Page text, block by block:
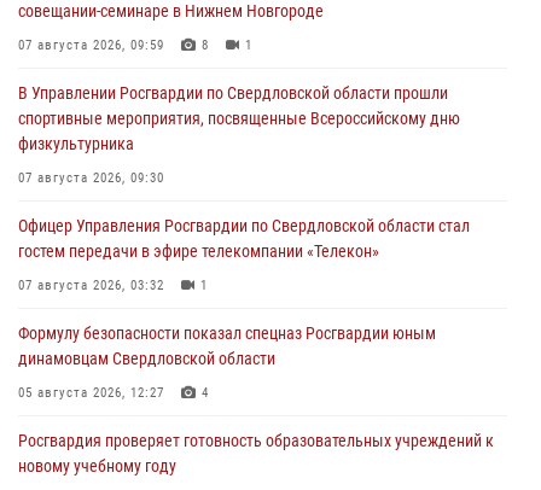
совещании-семинаре в Нижнем Новгороде
07 августа 2026, 09:59 8 1
В Управлении Росгвардии по Свердловской области прошли
спортивные мероприятия, посвященные Всероссийскому дню
физкультурника
07 августа 2026, 09:30
Офицер Управления Росгвардии по Свердловской области стал
гостем передачи в эфире телекомпании «Телекон»
07 августа 2026, 03:32 1
Формулу безопасности показал спецназ Росгвардии юным
динамовцам Свердловской области
05 августа 2026, 12:27 4
Росгвардия проверяет готовность образовательных учреждений к
новому учебному году